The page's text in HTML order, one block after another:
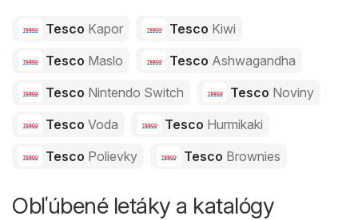
Tesco Kapor Tesco Kiwi
Tesco Maslo Tesco Ashwagandha
Tesco Nintendo Switch Tesco Noviny
Tesco Voda Tesco Hurmikaki
Tesco Polievky Tesco Brownies
Obľúbené letáky a katalógy